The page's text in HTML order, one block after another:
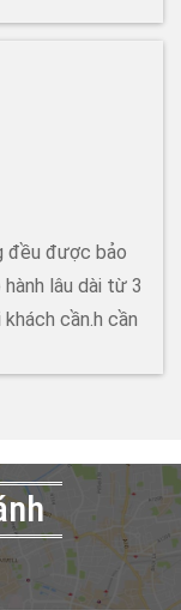
đều được bảo
lâu dài từ 3
cần.h cần